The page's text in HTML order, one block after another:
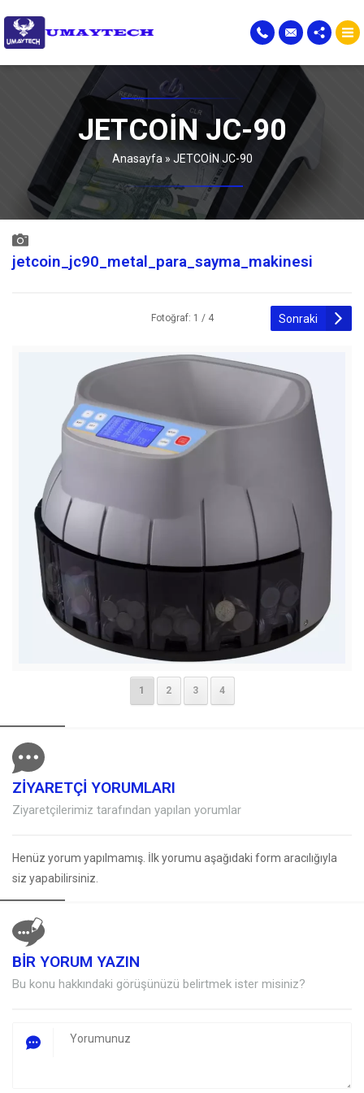
JETCOİN JC-90
Anasayfa » JETCOİN JC-90
jetcoin_jc90_metal_para_sayma_makinesi
Fotoğraf: 1 / 4 Sonraki
1 2 3 4
ZİYARETÇİ YORUMLARI
Ziyaretçilerimiz tarafından yapılan yorumlar
Henüz yorum yapılmamış. İlk yorumu aşağıdaki form aracılığıyla
siz yapabilirsiniz.
BİR YORUM YAZIN
Bu konu hakkındaki görüşünüzü belirtmek ister misiniz?
Müşteri Temsilcisi